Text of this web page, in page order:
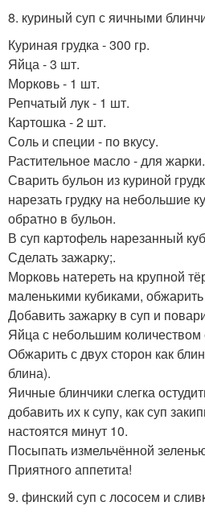
8. куриный суп с яичными
Куриная грудка - 300 гр.
Яйца - 3 шт.
Морковь - 1 шт.
Репчатый лук - 1 шт.
Картошка - 2 шт.
Соль и специи - по вкусу.
Растительное масло - для жарки.
Сварить бульон из куриной
нарезать грудку на небольшие
обратно в бульон.
В суп картофель нарезанный
Сделать зажарку;.
Морковь натереть на крупной
маленькими кубиками,
Добавить зажарку в суп и
Яйца с небольшим количеством
Обжарить с двух сторон как
блина).
Яичные блинчики слегка
добавить их к супу, как суп
настоятся минут 10.
Посыпать измельчённой
Приятного аппетита!
9. финский суп с лососем и